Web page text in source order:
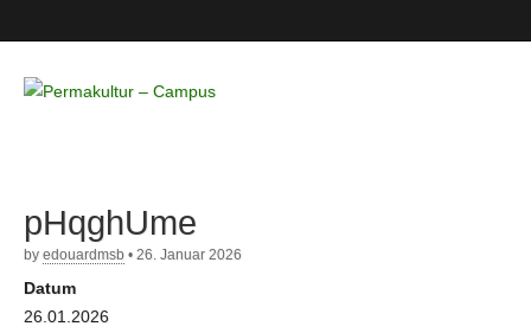
– Campus
pHqghUme
by edouardmsb • 26. Januar 2026
Datum
26.01.2026